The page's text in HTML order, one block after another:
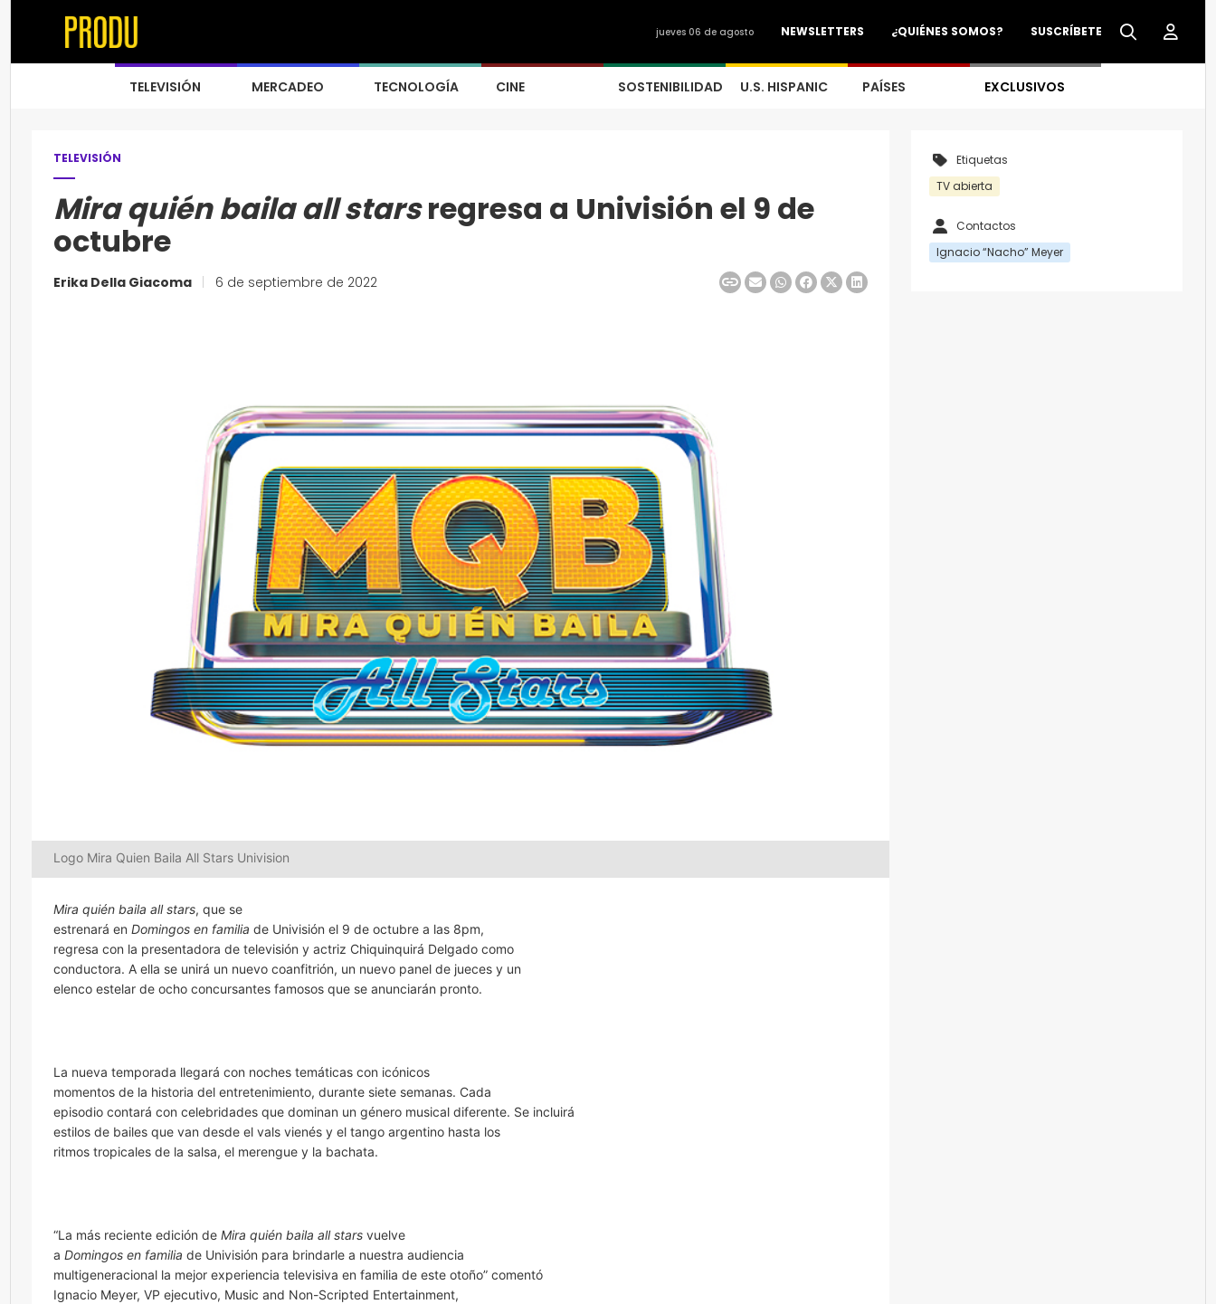
SUSCRÍBETE
¿QUIÉNES SOMOS?
NEWSLETTERS
jueves 06 de agosto
TELEVISIÓN MERCADEO TECNOLOGÍA CINE SOSTENIBILIDAD U.S. HISPANIC PAÍSES EXCLUSIVOS
TELEVISIÓN
Mira quién baila all starsregresa a Univisión el 9 de
octubre
Erika Della Giacoma 6 de septiembre de 2022
Logo Mira Quien Baila All Stars Univision
Mira quién baila all stars, que se
estrenará en Domingos en familia de Univisión el 9 de octubre a las 8pm,
regresa con la presentadora de televisión y actriz Chiquinquirá Delgado como
conductora. A ella se unirá un nuevo coanfitrión, un nuevo panel de jueces y un
elenco estelar de ocho concursantes famosos que se anunciarán pronto.
La nueva temporada llegará con noches temáticas con icónicos
momentos de la historia del entretenimiento, durante siete semanas. Cada
episodio contará con celebridades que dominan un género musical diferente. Se incluirá
estilos de bailes que van desde el vals vienés y el tango argentino hasta los
ritmos tropicales de la salsa, el merengue y la bachata.
“La más reciente edición de Mira quién baila all stars vuelve
a Domingos en familia de Univisión para brindarle a nuestra audiencia
multigeneracional la mejor experiencia televisiva en familia de este otoño” comentó
Ignacio Meyer, VP ejecutivo, Music and Non-Scripted Entertainment,
Etiquetas
TV abierta
Contactos
Ignacio “Nacho” Meyer